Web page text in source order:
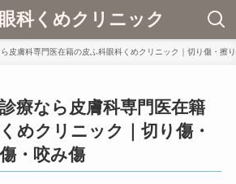
科くめクリニック
皮膚科専門医在籍の皮ふ科眼科くめクリニック｜切り傷・擦
療なら皮膚科専門医在籍
めクリニック｜切り傷・
・咬み傷